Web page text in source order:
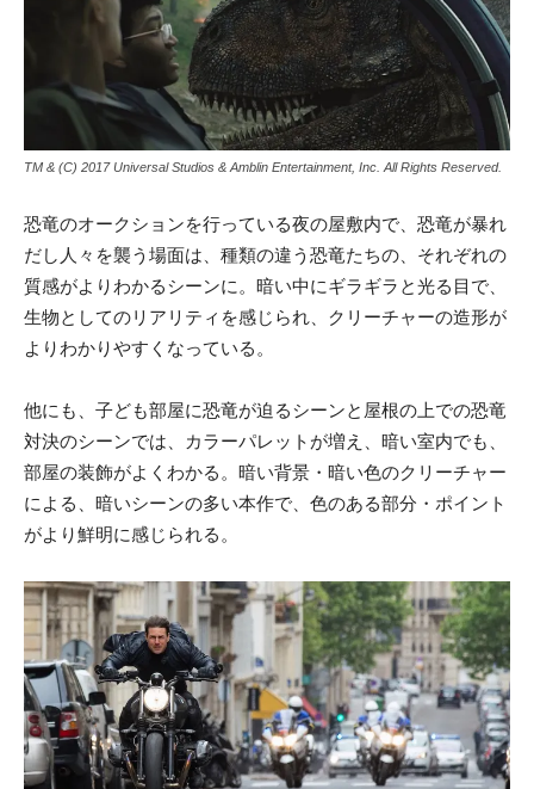
TM & (C) 2017 Universal Studios & Amblin Entertainment, Inc. All Rights Reserved.
恐竜のオークションを行っている夜の屋敷内で、恐竜が暴れ
だし人々を襲う場面は、種類の違う恐竜たちの、それぞれの
質感がよりわかるシーンに。暗い中にギラギラと光る目で、
生物としてのリアリティを感じられ、クリーチャーの造形が
よりわかりやすくなっている。
他にも、子ども部屋に恐竜が迫るシーンと屋根の上での恐竜
対決のシーンでは、カラーパレットが増え、暗い室内でも、
部屋の装飾がよくわかる。暗い背景・暗い色のクリーチャー
による、暗いシーンの多い本作で、色のある部分・ポイント
がより鮮明に感じられる。